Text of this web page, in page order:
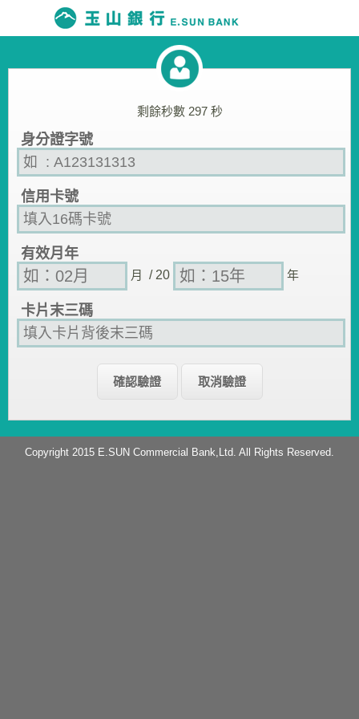
剩餘秒數 297秒
身分證字號
信用卡號
有效月年
月 / 20 年
卡片末三碼
Copyright 2015 E.SUN Commercial Bank,Ltd. All Rights Reserved.